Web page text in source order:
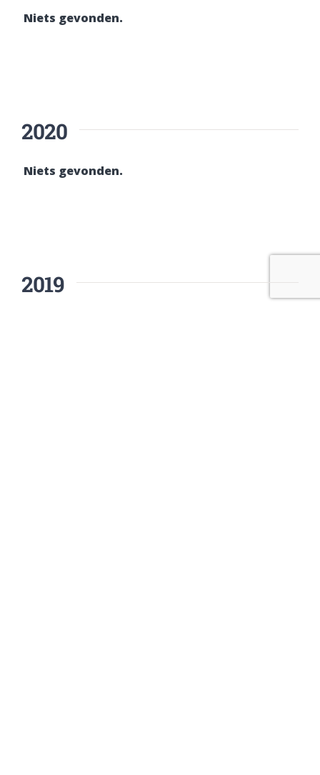
Niets gevonden.
2020
Niets gevonden.
2019